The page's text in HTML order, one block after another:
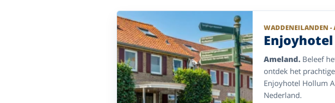
WADDENEILANDEN -
Ameland. Beleef
ontdek het
Enjoyhotel Hollum
Nederland.